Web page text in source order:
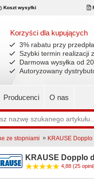
Koszt wysyłki
Korzyści dla kupujących
3% rabatu przy
Szybki termin realizacji
Darmowa wysyłka od
Autoryzowany
Producenci O nas
ze stopniami » KRAUSE
KRAUSE Dopplo
4,88 (25